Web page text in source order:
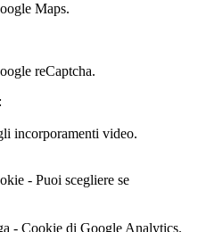
Maps.
reCaptcha.
incorporamenti video.
- Puoi scegliere se
- Cookie di Google Analytics.